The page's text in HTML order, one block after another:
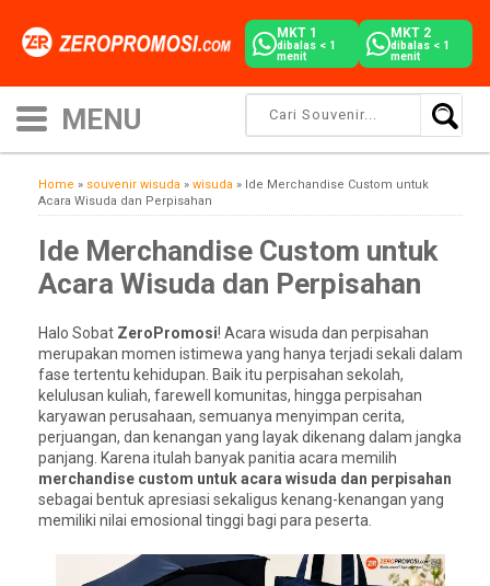
MKT 1
dibalas < 1
menit
MKT 2
dibalas < 1
menit
Home » souvenir wisuda » wisuda » Ide Merchandise Custom untuk
Acara Wisuda dan Perpisahan
Ide Merchandise Custom untuk
Acara Wisuda dan Perpisahan
Halo Sobat ZeroPromosi! Acara wisuda dan perpisahan
merupakan momen istimewa yang hanya terjadi sekali dalam
fase tertentu kehidupan. Baik itu perpisahan sekolah,
kelulusan kuliah, farewell komunitas, hingga perpisahan
karyawan perusahaan, semuanya menyimpan cerita,
perjuangan, dan kenangan yang layak dikenang dalam jangka
panjang. Karena itulah banyak panitia acara memilih
merchandise custom untuk acara wisuda dan perpisahan
sebagai bentuk apresiasi sekaligus kenang-kenangan yang
memiliki nilai emosional tinggi bagi para peserta.